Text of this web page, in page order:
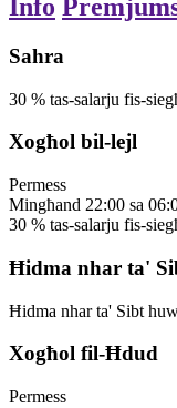
Info
Sahra
30 % tas-salarju fis-
Xogħol bil-lejl
Permess
Mingħand 22:00 sa
30 % tas-salarju fis-
Ħidma nhar ta'
Ħidma nhar ta' Sibt
Xogħol fil-Ħdud
Permess